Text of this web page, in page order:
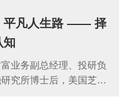
平凡人生路 —— 择
知
业务副总经理、投研负
究所博士后，美国芝加